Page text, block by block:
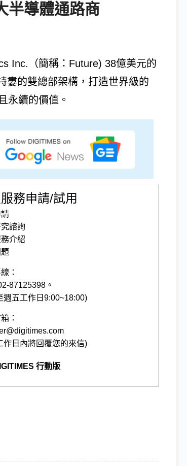
半導體通路商
Inc.（簡稱：Future) 38億美元的
婁的雙總部架構，打造世界級的
永續的價值。
務申請/試用
諮詢
介紹
：
87125398。
週五工作日9:00~18:00)
：
作日內將回覆您的來信)
行動版